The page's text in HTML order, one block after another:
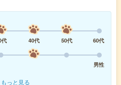
代 40代 50代
60代
男性
もっと見る